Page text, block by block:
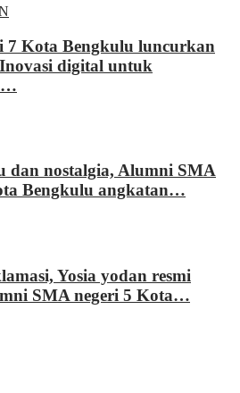
7 Kota Bengkulu luncurkan
digital untuk
dan nostalgia, Alumni SMA
Bengkulu angkatan…
Yosia yodan resmi
SMA negeri 5 Kota…